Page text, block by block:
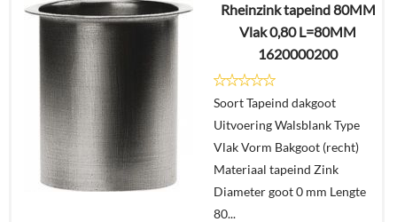
€10,13
€6,38
In
winkelmand
Rheinzink tapeind 80MM
Vlak 0,80 L=80MM
1620000200
Soort Tapeind dakgoot
Uitvoering Walsblank Type
Vlak Vorm Bakgoot (recht)
Materiaal tapeind Zink
Diameter goot 0 mm Lengte
80...